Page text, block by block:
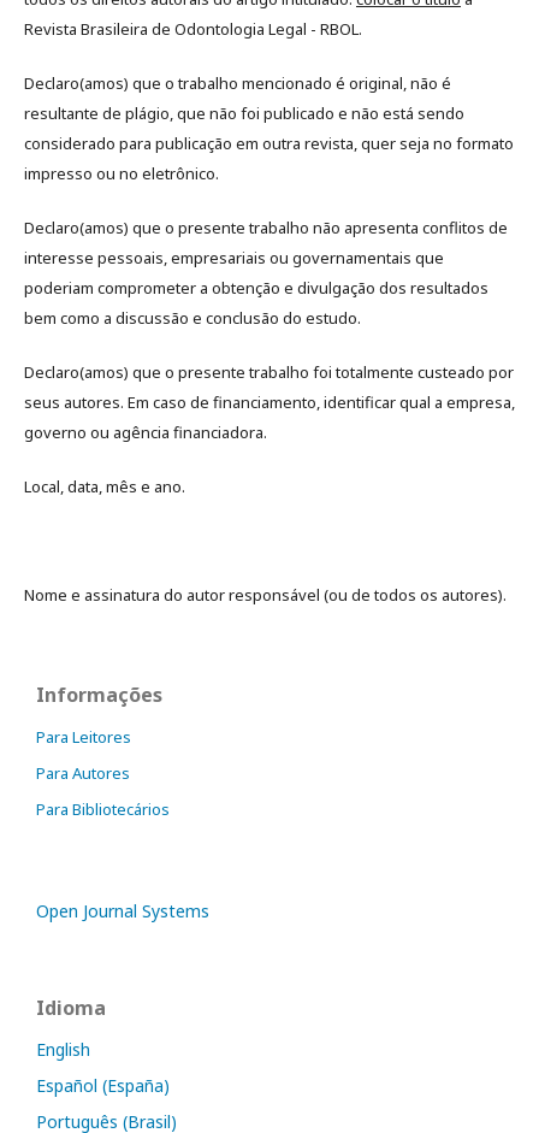
Revista Brasileira de Odontologia Legal - RBOL.
Declaro(amos) que o trabalho mencionado é original, não é
resultante de plágio, que não foi publicado e não está sendo
considerado para publicação em outra revista, quer seja no formato
impresso ou no eletrônico.
Declaro(amos) que o presente trabalho não apresenta conflitos de
interesse pessoais, empresariais ou governamentais que
poderiam comprometer a obtenção e divulgação dos resultados
bem como a discussão e conclusão do estudo.
Declaro(amos) que o presente trabalho foi totalmente custeado por
seus autores. Em caso de financiamento, identificar qual a empresa,
governo ou agência financiadora.
Local, data, mês e ano.
Nome e assinatura do autor responsável (ou de todos os autores).
Informações
Para Leitores
Para Autores
Para Bibliotecários
Open Journal Systems
Idioma
English
Español (España)
Português (Brasil)